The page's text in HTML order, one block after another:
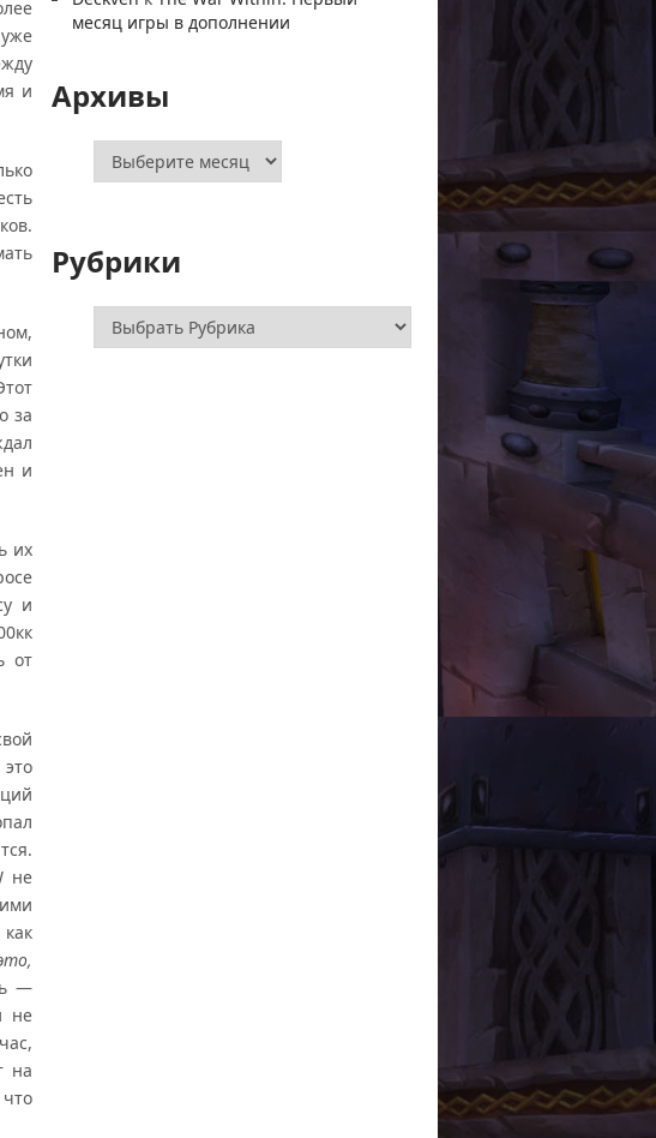
и
за
и
их
и
от
не
—
не
на
месяц игры в дополнении
Архивы
Архивы
Рубрики
Рубрики